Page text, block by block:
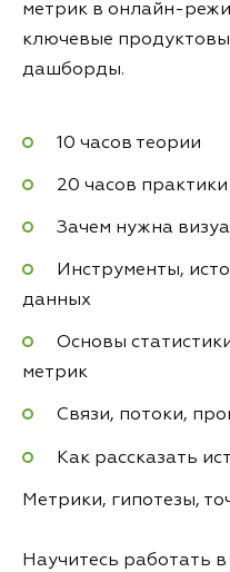
метрик в онлайн-
ключевые
дашборды.
10 часов теории
20 часов практики
Зачем нужна
Инструменты,
данных
Основы
метрик
Связи, потоки,
Как рассказать
Метрики, гипотезы,
Научитесь работать